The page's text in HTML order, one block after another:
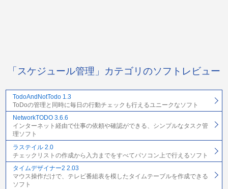
「スケジュール管理」カテゴリのソフトレビュー
TodoAndNotTodo 1.3
ToDoの管理と同時に毎日の行動チェックも行えるユニークなソフト
NetworkTODO 3.6.6
インターネット経由で仕事の依頼や確認ができる、シンプルなタスク管
理ソフト
ラステイル 2.0
チェックリストの作成から入力までをすべてパソコン上で行えるソフト
タイムデザイナー2 2.03
マウス操作だけで、テレビ番組表を模したタイムテーブルを作成できる
ソフト